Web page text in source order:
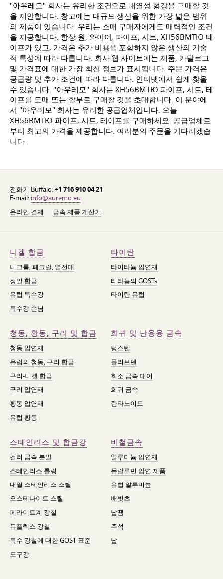
"아우레모" 회사는 유리한 조건으로 내열성 형강을 구매할 것
을 제안합니다. 창고에는 대규모 생산을 위한 가장 넓은 범위
의 제품이 있습니다. 우리는 소매 구매자에게도 매력적인 조건
을 제공합니다. 항상 원, 와이어, 파이프, 시트, ХН56ВМТЮ 테
이프가 있고, 가격은 추가 비용을 포함하지 않은 생산의 기술
적 특성에 따라 다릅니다. 회사 웹 사이트에는 제품, 카탈로그
및 가격표에 대한 가장 최신 정보가 표시됩니다. 주문 가격은
공급량 및 추가 조건에 따라 다릅니다. 인터넷에서 쉽게 찾을
수 있습니다. "아우레모" 회사는 ХН56ВМТЮ 파이프, 시트, 테
이프를 도매 또는 할부로 구매할 것을 초대합니다. 이 분야에
서 "아우레모" 회사는 유리한 공급업체입니다. 오늘
ХН56ВМТЮ 파이프, 시트, 테이프를 구매하세요. 공급업체로
부터 최고의 가격을 제공합니다. 여러분의 주문을 기다리겠습
니다.
전화기 Buffalo:+1 716 910 04 21
E-mail: info@auremo.eu
온라인 결제
금속 제품 계산기
니켈 합금
니크롬, 페크랄, 열전대
정밀 합금
유럽 특수강
특수강 손님
타이탄
타이타늄 압연재
티타늄의 GOSTs
타이탄 유럽
청동, 황동, 구리 및 합금
청동 압연재
유럽의 청동, 구리 합금
구리-니켈 합금
구리 압연재
황동 압연재
유럽 황동
희귀 및 난용융 금속
텅스텐
몰리브덴
희소 금속 대여
희귀 금속
란타노이드
스테인리스 및 합금강
컬러 금속 분말
스테인리스 롤링
내열 스테인리스 스틸
오스테나이트 스틸
페라이트계 강철
듀플렉스 강철
특수 강철에 대한 GOST 표준
도구강
비철금속
알루미늄 압연재
듀랄루민 압연 제품
유럽 알루미늄
배빗츠
납땜
주석
납